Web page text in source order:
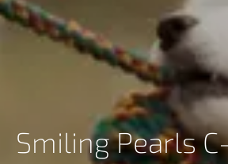
Smiling Pearls